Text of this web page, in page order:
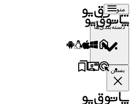
منو
دسته‌بندی‌ها
بستن